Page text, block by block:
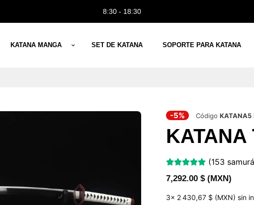
8:30 - 18:30
KATANA MANGA SET DE KATANA SOPORTE PARA KATANA
-5% Código KATANA5
KATANA
(153
7,292.00 $ (MXN)
3x 2 430,67 $ (MXN) sin